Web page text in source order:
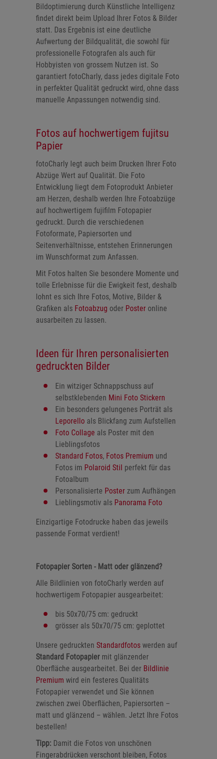
Bildoptimierung durch Künstliche Intelligenz
findet direkt beim Upload Ihrer Fotos & Bilder
statt. Das Ergebnis ist eine deutliche
Aufwertung der Bildqualität, die sowohl für
professionelle Fotografen als auch für
Hobbyisten von grossem Nutzen ist. So
garantiert fotoCharly, dass jedes digitale Foto
in perfekter Qualität gedruckt wird, ohne dass
manuelle Anpassungen notwendig sind.
Fotos auf hochwertigem fujitsu
Papier
fotoCharly legt auch beim Drucken Ihrer Foto
Abzüge Wert auf Qualität. Die Foto
Entwicklung liegt dem Fotoprodukt Anbieter
am Herzen, deshalb werden Ihre Fotoabzüge
auf hochwertigem fujifilm Fotopapier
gedruckt. Durch die verschiedenen
Fotoformate, Papiersorten und
Seitenverhältnisse, entstehen Erinnerungen
im Wunschformat zum Anfassen.
Mit Fotos halten Sie besondere Momente und
tolle Erlebnisse für die Ewigkeit fest, deshalb
lohnt es sich Ihre Fotos, Motive, Bilder &
Grafiken als Fotoabzug oder Poster online
ausarbeiten zu lassen.
Ideen für Ihren personalisierten
gedruckten Bilder
Ein witziger Schnappschuss auf
selbstklebenden Mini Foto Stickern
Ein besonders gelungenes Porträt als
Leporello als Blickfang zum Aufstellen
Foto Collage als Poster mit den
Lieblingsfotos
Standard Fotos, Fotos Premium und
Fotos im Polaroid Stil perfekt für das
Fotoalbum
Personalisierte Poster zum Aufhängen
Lieblingsmotiv als Panorama Foto
Einzigartige Fotodrucke haben das jeweils
passende Format verdient!
Fotopapier Sorten - Matt oder glänzend?
Alle Bildlinien von fotoCharly werden auf
hochwertigem Fotopapier ausgearbeitet:
bis 50x70/75 cm: gedruckt
grösser als 50x70/75 cm: geplottet
Unsere gedruckten Standardfotos werden auf
Standard Fotopapier mit glänzender
Oberfläche ausgearbeitet. Bei der Bildlinie
Premium wird ein festeres Qualitäts
Fotopapier verwendet und Sie können
zwischen zwei Oberflächen, Papiersorten –
matt und glänzend – wählen. Jetzt Ihre Fotos
bestellen!
Tipp: Damit die Fotos von unschönen
Fingerabdrücken verschont bleiben, Fotos